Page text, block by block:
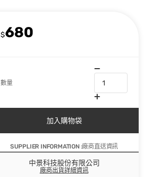
$680
數量
加入購物袋
SUPPLIER INFORMATION :廠商直送資訊
中景科技股份有限公司
廠商出貨詳細資訊